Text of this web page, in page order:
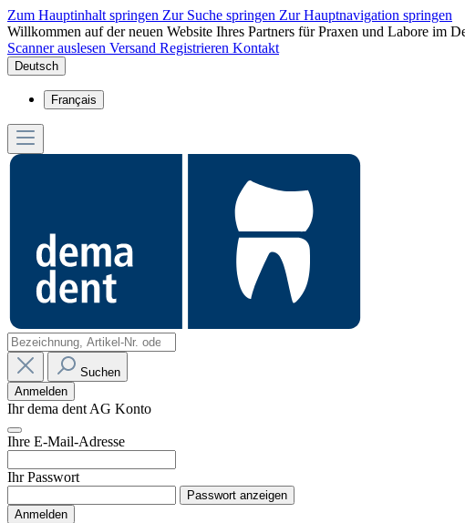
Zum Hauptinhalt springen Zur Suche springen Zur Hauptnavigation springen
Willkommen auf der neuen Website Ihres Partners für Praxen und Labore im
Scanner auslesen Versand Registrieren Kontakt
Deutsch
Français
Suchen
Anmelden
Ihr dema dent AG Konto
Ihre E-Mail-Adresse
Ihr Passwort
Passwort anzeigen
Anmelden